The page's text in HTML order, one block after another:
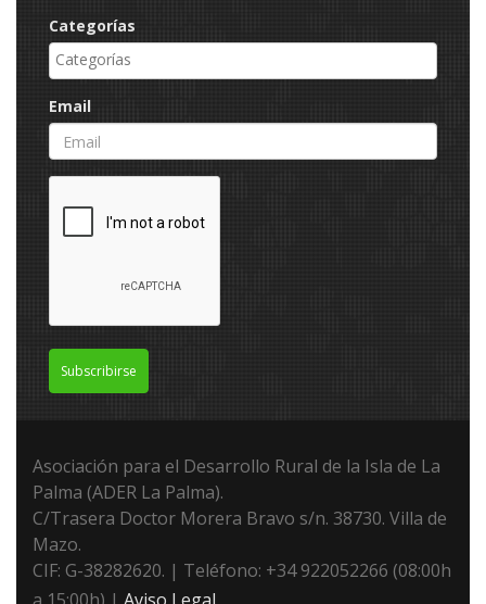
Categorías
Email
Subscribirse
Asociación para el Desarrollo Rural de la Isla de La
Palma (ADER La Palma).
C/Trasera Doctor Morera Bravo s/n. 38730. Villa de
Mazo.
CIF: G-38282620. | Teléfono: +34 922052266 (08:00h